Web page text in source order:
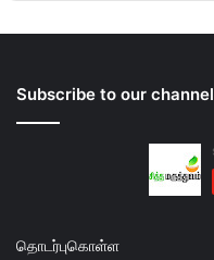
Subscribe to our channel
தொடர்புகொள்ள